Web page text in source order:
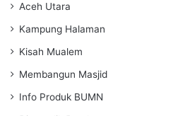
Aceh Utara
Kampung Halaman
Kisah Mualem
Membangun Masjid
Info Produk BUMN